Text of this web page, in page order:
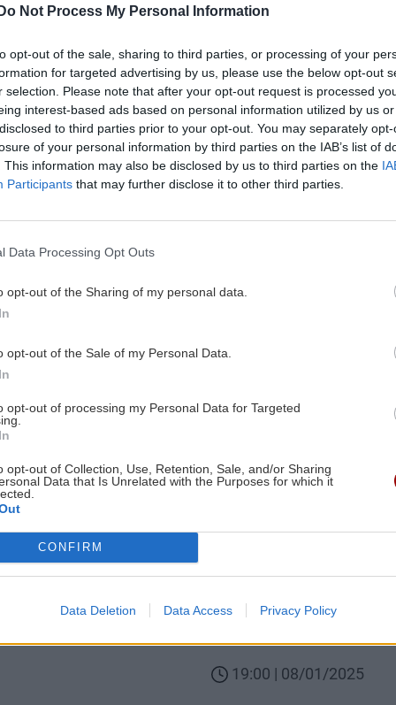
Do Not Process My Personal Information
opt-out of the sale, sharing to third parties, or processing of your
for targeted advertising by us, please use the below opt-out
selection. Please note that after your opt-out request is processed
interest-based ads based on personal information utilized by us
to third parties prior to your opt-out. You may separately
of your personal information by third parties on the IAB’s list of
This information may also be disclosed by us to third parties on the
Participants that may further disclose it to other third parties.
Data Processing Opt Outs
opt-out of the Sharing of my personal data.
opt-out of the Sale of my Personal Data.
opt-out of processing my Personal Data for Targeted
opt-out of Collection, Use, Retention, Sale, and/or Sharing
Data that Is Unrelated with the Purposes for which it
CONFIRM
Data Deletion Data Access Privacy Policy
Spoiler: Η άφιξη της
συγγραφέως
προκαλεί πανικό
της σειράς
02/2025
Image
GOSSIP - LIFESTYLE
Τιμωρός: Ο Μάρκος
σύγκρουση με τον
την Μαρίνα
Body
Tι θα δούμε απόψε στον
Spoiler: Ο Μάρκος
να επανέλθει
στα εκδικητικά του
Image
Ο «Τιμωρός»
πρωταγωνιστές το
απολαυστικό τρόπο
Body
Πότε επιστρέφει η
19:00 | 08/01/2025